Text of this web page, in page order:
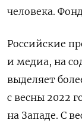
человека.
Российские
и медиа, на
выделяет
с весны 2022
на Западе. С